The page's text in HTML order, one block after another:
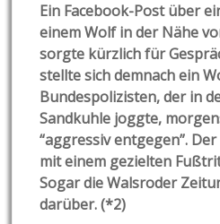
Ein Facebook-Post über
einem Wolf in der Nähe
sorgte kürzlich für
stellte sich demnach ein
Bundespolizisten, der in
Sandkuhle joggte,
“aggressiv entgegen”.
mit einem gezielten
Sogar die Walsroder
darüber. (*2)